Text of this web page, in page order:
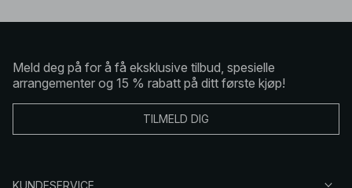
Meld deg på for å få eksklusive tilbud, spesielle
arrangementer og 15 % rabatt på ditt første kjøp!
TILMELD DIG
KUNDESERVICE